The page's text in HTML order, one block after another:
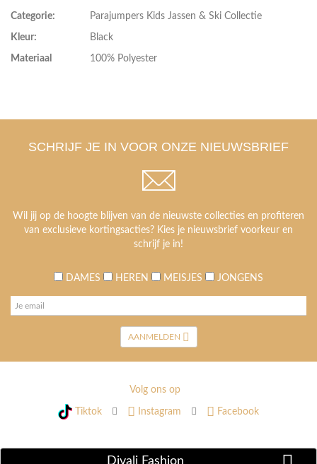
Categorie: Parajumpers Kids Jassen & Ski Collectie
Kleur: Black
Materiaal 100% Polyester
SCHRIJF JE IN VOOR ONZE NIEUWSBRIEF
Wil jij op de hoogte blijven van de nieuwste collecties en profiteren
van exclusieve kortingsacties? Kies je nieuwsbrief voorkeur en
schrijf je in!
DAMES HEREN MEISJES JONGENS
AANMELDEN
Volg ons op
Tiktok Instagram Facebook
Divali Fashion